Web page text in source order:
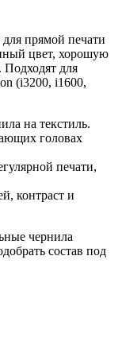
прямой печати
цвет, хорошую
Подходят для
(i3200, i1600,
на текстиль.
головах
печати,
контраст и
чернила
состав под